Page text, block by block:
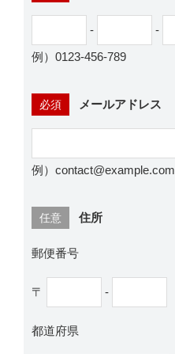
-
-
例）0123-456-789
メールアドレス
必須
例）contact@example.com
住所
任意
郵便番号
〒 -
都道府県